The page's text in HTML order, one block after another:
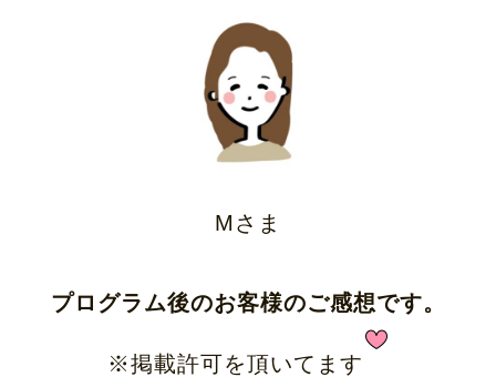
Mさま
プログラム後のお客様のご感想です。
※掲載許可を頂いてます